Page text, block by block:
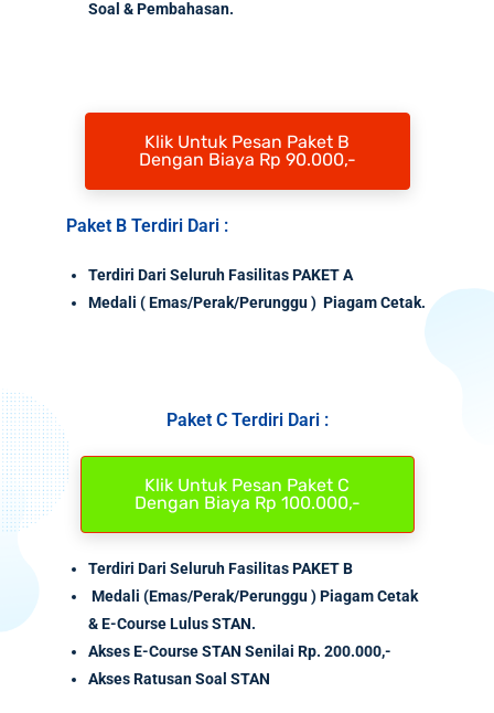
Soal & Pembahasan.
Klik Untuk Pesan Paket B
Dengan Biaya Rp 90.000,-
Paket B Terdiri Dari :
Terdiri Dari Seluruh Fasilitas PAKET A
Medali ( Emas/Perak/Perunggu ) Piagam Cetak.
Paket C Terdiri Dari :
Klik Untuk Pesan Paket C
Dengan Biaya Rp 100.000,-
Terdiri Dari Seluruh Fasilitas PAKET B
Medali (Emas/Perak/Perunggu ) Piagam Cetak
& E-Course Lulus STAN.
AksesE-CourseSTAN Senilai Rp. 200.000,-
Akses Ratusan Soal STAN